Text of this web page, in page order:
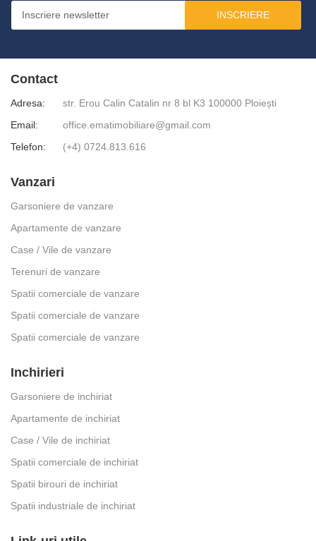
INSCRIERE
Contact
Adresa:
str. Erou Calin Catalin nr 8 bl K3 100000 Ploiești
Email:
office.ematimobiliare@gmail.com
Telefon:
(+4) 0724.813.616
Vanzari
Garsoniere de vanzare
Apartamente de vanzare
Case / Vile de vanzare
Terenuri de vanzare
Spatii comerciale de vanzare
Spatii comerciale de vanzare
Spatii comerciale de vanzare
Inchirieri
Garsoniere de inchiriat
Apartamente de inchiriat
Case / Vile de inchiriat
Spatii comerciale de inchiriat
Spatii birouri de inchiriat
Spatii industriale de inchiriat